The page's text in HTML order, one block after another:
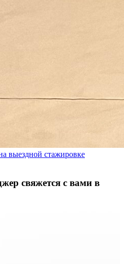
стажировке
свяжется с вами в